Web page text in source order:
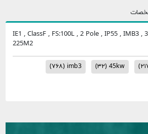
IE1 , ClassF , FS:100L , 2 Pole , IP55 ,
225M2
45kw (۳۲) imb3 (۷۶۸)